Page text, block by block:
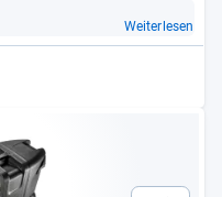
Weiterlesen